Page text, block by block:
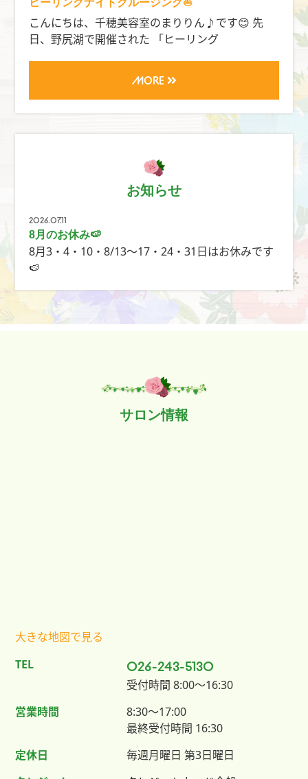
ヒーリングナイトクルージング⛵️
こんにちは、千穂美容室のまりりん♪です😊 先
日、野尻湖で開催された 「ヒーリング
MORE
お知らせ
2026.07.11
8月のお休み🍉
8月3・4・10・8/13〜17・24・31日はお休みです
🍉
サロン情報
大きな地図で見る
TEL
026-243-5130
受付時間 8:00〜16:30
営業時間
8:30〜17:00
最終受付時間 16:30
定休日
毎週月曜日 第3日曜日